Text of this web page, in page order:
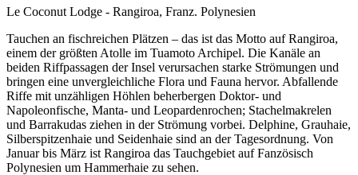
Le Coconut Lodge - Rangiroa, Franz. Polynesien
Tauchen an fischreichen Plätzen – das ist das Motto auf Rangiroa,
einem der größten Atolle im Tuamoto Archipel. Die Kanäle an
beiden Riffpassagen der Insel verursachen starke Strömungen und
bringen eine unvergleichliche Flora und Fauna hervor. Abfallende
Riffe mit unzähligen Höhlen beherbergen Doktor- und
Napoleonfische, Manta- und Leopardenrochen; Stachelmakrelen
und Barrakudas ziehen in der Strömung vorbei. Delphine, Grauhaie,
Silberspitzenhaie und Seidenhaie sind an der Tagesordnung. Von
Januar bis März ist Rangiroa das Tauchgebiet auf Fanzösisch
Polynesien um Hammerhaie zu sehen.